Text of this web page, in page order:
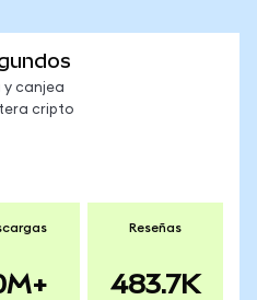
y canjea
cripto
Reseñas
483.7K